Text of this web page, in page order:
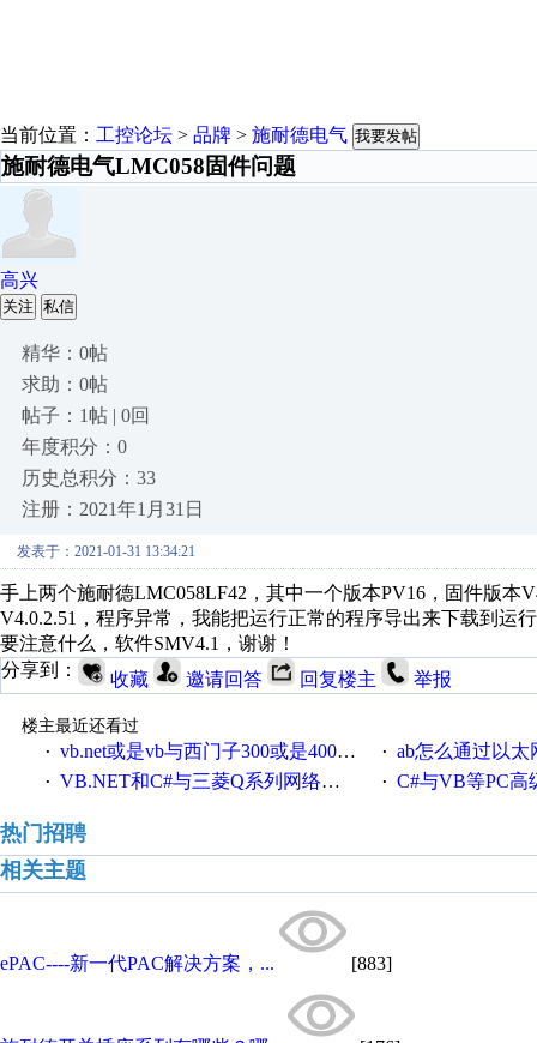
当前位置： 工控论坛 > 品牌 > 施耐德电气 我要发帖
施耐德电气LMC058固件问题
高兴
关注 私信
精华：0帖
求助：0帖
帖子：1帖 | 0回
年度积分：0
历史总积分：33
注册：2021年1月31日
发表于：2021-01-31 13:34:21
手上两个施耐德LMC058LF42，其中一个版本PV16，固件版本
V4.0.2.51，程序异常，我能把运行正常的程序导出来下载到运
要注意什么，软件SMV4.1，谢谢！
分享到：
收藏 邀请回答 回复楼主 举报
楼主最近还看过
· vb.net或是vb与西门子300或是400plc通信怎么想编写呀！ · ab怎么通过以太网
· VB.NET和C#与三菱Q系列网络通讯的源代码 · C#与VB等PC高级语言与
热门招聘
相关主题
ePAC----新一代PAC解决方案，... [883]